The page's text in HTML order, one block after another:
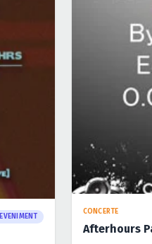
EVENIMENT
CONCERTE
Afterhours